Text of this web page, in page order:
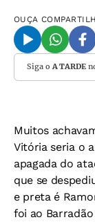
OUÇA
Siga oA TARDE
Muitos
Vitória seria o
apagada do
que se
e preta é
foi ao